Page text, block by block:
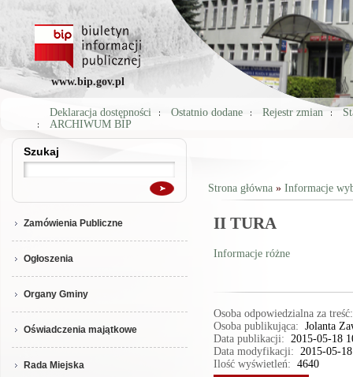
www.bip.gov.pl
Deklaracja dostępności Ostatnio dodane Rejestr zmian
ARCHIWUM BIP
Szukaj
Szukaj
Zamówienia Publiczne
Ogłoszenia
Organy Gminy
Oświadczenia majątkowe
Rada Miejska
Jesteś tutaj
Strona główna» Informacje
II TURA
Informacje różne
Osoba odpowiedzialna za
Osoba publikująca: Jolanta
Data publikacji: 2015-05-18
Data modyfikacji: 2015-05-
Ilość wyświetleń: 4640